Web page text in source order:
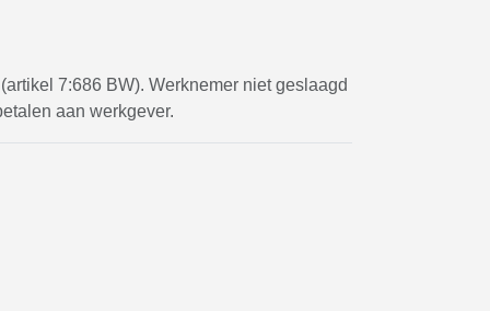
7:686 BW). Werknemer niet geslaagd
aan werkgever.